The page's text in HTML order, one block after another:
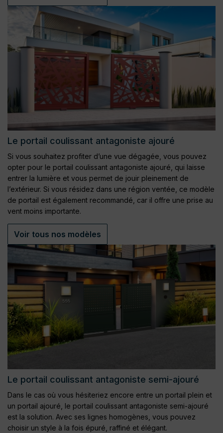
Le portail coulissant antagoniste ajouré
Si vous souhaitez profiter d’une vue dégagée, vous pouvez
opter pour le portail coulissant antagoniste ajouré, qui laisse
entrer la lumière et vous permet de jouir pleinement de
l’extérieur. Si vous résidez dans une région ventée, ce modèle
de portail est également recommandé, car il offre une prise au
vent moins importante.
Voir tous nos modèles
Le portail coulissant antagoniste semi-ajouré
Dans le cas où vous hésiteriez encore entre un portail plein et
un portail ajouré, le portail coulissant antagoniste semi-ajouré
est la solution. Avec ses lignes homogènes, vous pouvez
choisir un style à la fois épuré, raffiné et élégant.